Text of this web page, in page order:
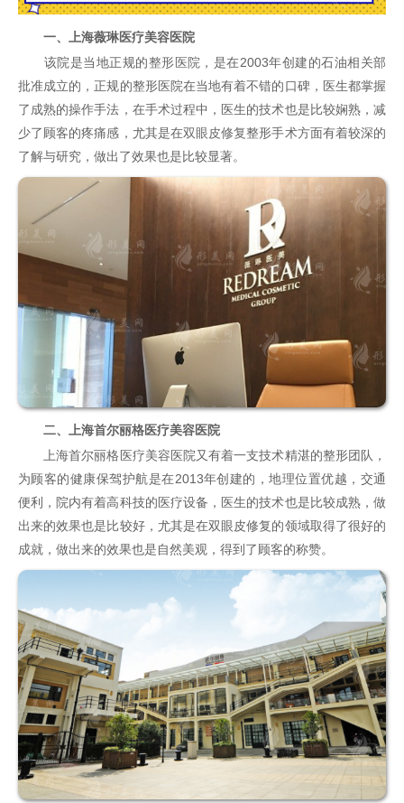
一、上海薇琳医疗美容医院
该院是当地正规的整形医院 ，是在2003年创建的石油相关部
批准成立的，正规的整形医院在当地有着不错的口碑，医生都掌握
了成熟的操作手法，在手术过程中，医生的技术也是比较娴熟，减
少了顾客的疼痛感，尤其是在双眼皮修复整形手术方面有着较深的
了解与研究，做出了效果也是比较显著。
二、上海首尔丽格医疗美容医院
上海首尔丽格医疗美容医院又有着一支技术精湛的整形团队，
为顾客的健康保驾护航是在2013年创建的，地理位置优越，交通
便利，院内有着高科技的医疗设备，医生的技术也是比较成熟，做
出来的效果也是比较好，尤其是在双眼皮修复的领域取得了很好的
成就，做出来的效果也是自然美观，得到了顾客的称赞。